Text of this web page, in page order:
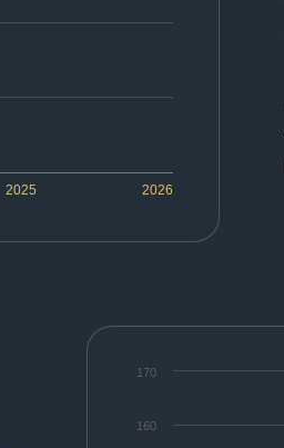
2025 2026
160
170